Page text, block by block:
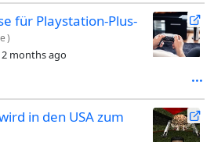
für Playstation-Plus-
)
2 months ago
in den USA zum